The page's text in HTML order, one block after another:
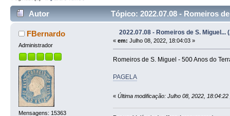
Autor Tópico: 2022.07.08 - Romeiros
FBernardo
Administrador
Mensagens: 15363
2022.07.08 - Romeiros de S. Miguel...
« em: Julho 08, 2022, 18:04:03 »
Romeiros de S. Miguel - 500 Anos do
PAGELA
« Última modificação: Julho 08, 2022,